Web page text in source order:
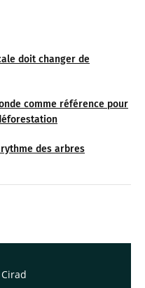
doit changer de
comme référence pour
des arbres